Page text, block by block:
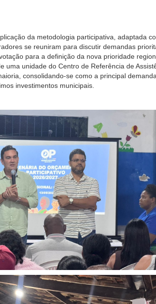
da metodologia participativa, adaptada
se reuniram para discutir demandas
para a definição da nova prioridade
uma unidade do Centro de Referência de
consolidando-se como a principal
investimentos municipais.